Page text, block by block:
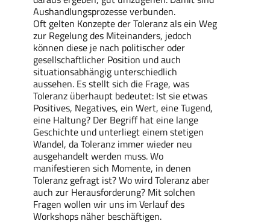
Aushandlungsprozesse verbunden.
Oft gelten Konzepte der Toleranz als ein Weg
zur Regelung des Miteinanders, jedoch
können diese je nach politischer oder
gesellschaftlicher Position und auch
situationsabhängig unterschiedlich
aussehen. Es stellt sich die Frage, was
Toleranz überhaupt bedeutet: Ist sie etwas
Positives, Negatives, ein Wert, eine Tugend,
eine Haltung? Der Begriff hat eine lange
Geschichte und unterliegt einem stetigen
Wandel, da Toleranz immer wieder neu
ausgehandelt werden muss. Wo
manifestieren sich Momente, in denen
Toleranz gefragt ist? Wo wird Toleranz aber
auch zur Herausforderung? Mit solchen
Fragen wollen wir uns im Verlauf des
Workshops näher beschäftigen.